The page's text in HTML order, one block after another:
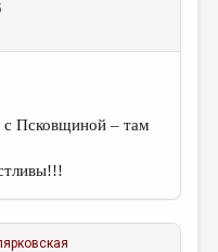
с Псковщиной – там